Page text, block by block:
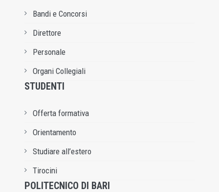
Bandi e Concorsi
Direttore
Personale
Organi Collegiali
STUDENTI
Offerta formativa
Orientamento
Studiare all’estero
Tirocini
POLITECNICO DI BARI